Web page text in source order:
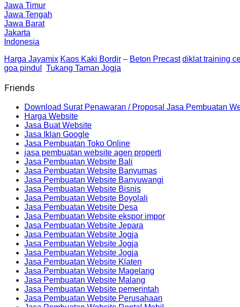
Jawa Timur
Jawa Tengah
Jawa Barat
Jakarta
Indonesia
Harga Jayamix Kaos Kaki Bordir – Beton Precast diklat training
goa pindul
Tukang Taman Jogja
Friends
Download Surat Penawaran / Proposal Jasa Pembuatan
Harga Website
Jasa Buat Website
Jasa Iklan Google
Jasa Pembuatan Toko Online
jasa pembuatan website agen properti
Jasa Pembuatan Website Bali
Jasa Pembuatan Website Banyumas
Jasa Pembuatan Website Banyuwangi
Jasa Pembuatan Website Bisnis
Jasa Pembuatan Website Boyolali
Jasa Pembuatan Website Desa
Jasa Pembuatan Website ekspor impor
Jasa Pembuatan Website Jepara
Jasa Pembuatan Website Jogja
Jasa Pembuatan Website Jogja
Jasa Pembuatan Website Jogja
Jasa Pembuatan Website Klaten
Jasa Pembuatan Website Magelang
Jasa Pembuatan Website Malang
Jasa Pembuatan Website pemerintah
Jasa Pembuatan Website Perusahaan